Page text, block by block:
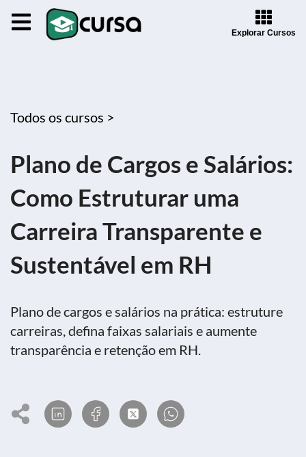
Explorar Cursos
Todos os cursos >
Plano de Cargos e Salários:
Como Estruturar uma
Carreira Transparente e
Sustentável em RH
Plano de cargos e salários na prática: estruture
carreiras, defina faixas salariais e aumente
transparência e retenção em RH.